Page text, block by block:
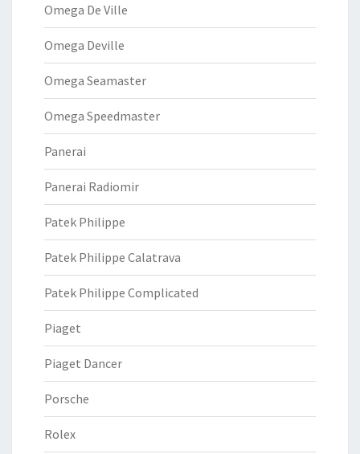
Omega De Ville
Omega Deville
Omega Seamaster
Omega Speedmaster
Panerai
Panerai Radiomir
Patek Philippe
Patek Philippe Calatrava
Patek Philippe Complicated
Piaget
Piaget Dancer
Porsche
Rolex